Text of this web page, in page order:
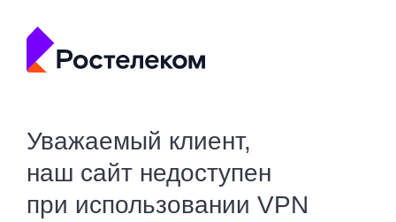
Уважаемый клиент,
наш сайт недоступен
при использовании VPN